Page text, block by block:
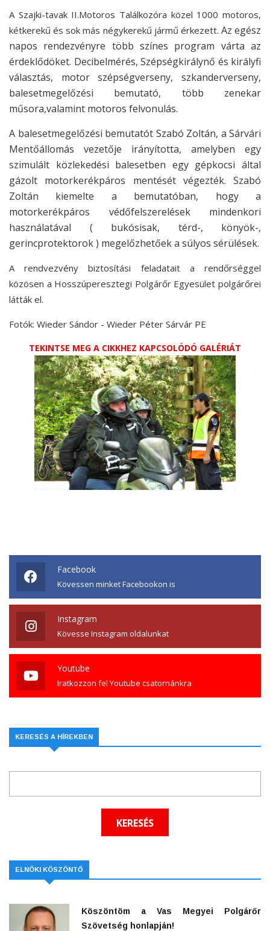
A Szajki-tavak II.Motoros Találkozóra közel 1000 motoros,
kétkerekű és sok más négykerekű jármű érkezett. Az egész
napos rendezvényre több színes program várta az
érdeklődöket. Decibelmérés, Szépségkirálynő és királyfi
választás, motor szépségverseny, szkanderverseny,
balesetmegelőzési bemutató, több zenekar
műsora,valamint motoros felvonulás.
A balesetmegelőzési bemutatót Szabó Zoltán, a Sárvári
Mentőállomás vezetője irányította, amelyben egy
szimulált közlekedési balesetben egy gépkocsi által
gázolt motorkerékpáros mentését végezték. Szabó
Zoltán kiemelte a bemutatóban, hogy a
motorkerékpáros védőfelszerelések mindenkori
használatával ( bukósisak, térd-, könyök-,
gerincprotektorok ) megelőzhetőek a súlyos sérülések.
A rendvezvény biztosítási feladatait a rendőrséggel
közösen a Hosszúperesztegi Polgárőr Egyesület polgárőrei
látták el.
Fotók: Wieder Sándor - Wieder Péter Sárvár PE
TEKINTSE MEG A CIKKHEZ KAPCSOLÓDÓ GALÉRIÁT
Facebook
Kövessen minket Facebookon is
Instagram
Kövesse Instagram oldalunkat
Youtube
Iratkozzon fel Youtube csatornánkra
KERESÉS A HÍREKBEN
ELNÖKI KÖSZÖNTŐ
Köszöntöm a Vas Megyei Polgárőr
Szövetség honlapján!